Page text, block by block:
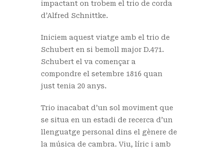
impactant on trobem el trio de corda
d’Alfred Schnittke.
Iniciem aquest viatge amb el trio de
Schubert en si bemoll major D.471.
Schubert el va començar a
compondre el setembre 1816 quan
just tenia 20 anys.
Trio inacabat d’un sol moviment que
se situa en un estadi de recerca d’un
llenguatge personal dins el gènere de
la música de cambra. Viu, líric i amb